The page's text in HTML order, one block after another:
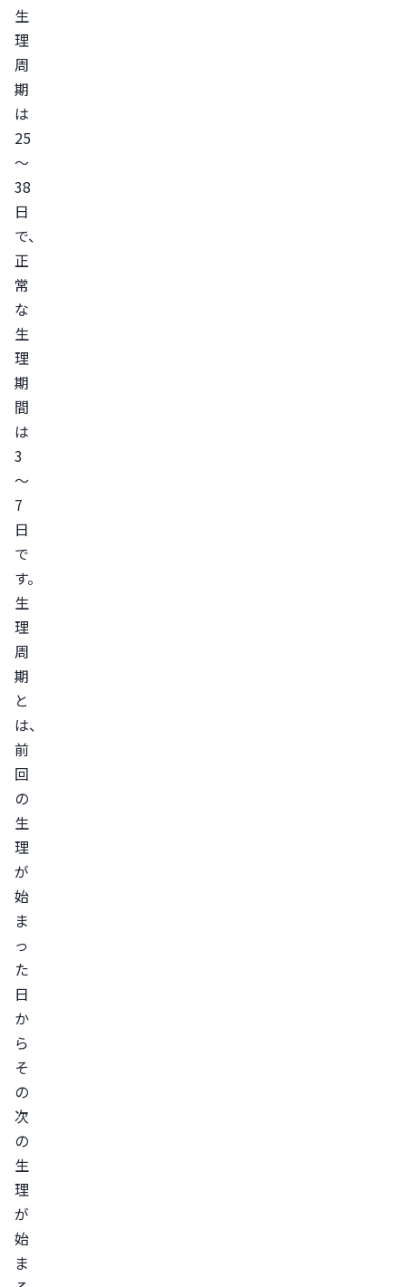
生
理
周
期
は
25
～
38
日
で、
正
常
な
生
理
期
間
は
3
～
7
日
で
す。
生
理
周
期
と
は、
前
回
の
生
理
が
始
ま
っ
た
日
か
ら
そ
の
次
の
生
理
が
始
ま